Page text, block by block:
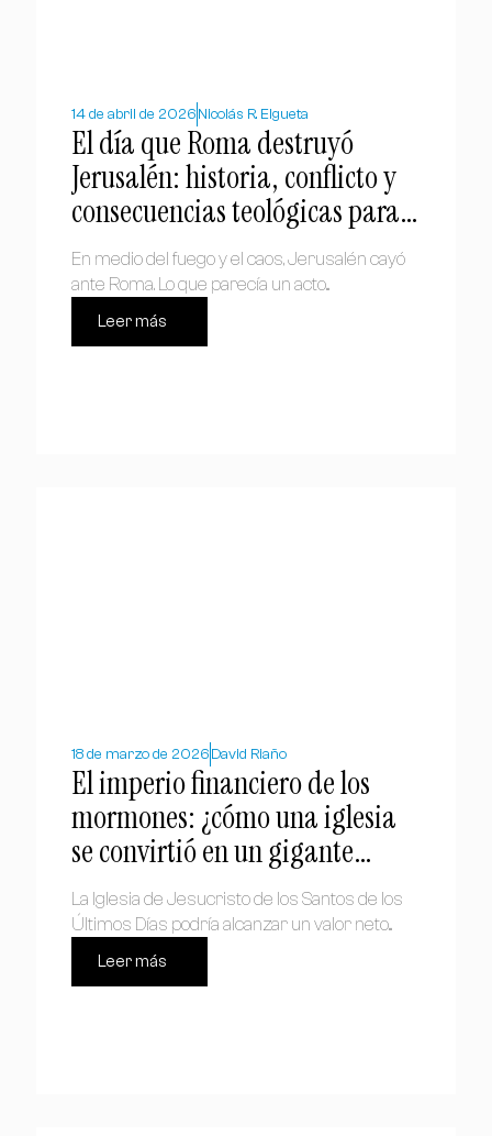
14 de abril de 2026 Nicolás R. Elgueta
El día que Roma destruyó
Jerusalén: historia, conflicto y
consecuencias teológicas para
el cristianismo
En medio del fuego y el caos, Jerusalén cayó
ante Roma. Lo que parecía un acto...
Leer más
18 de marzo de 2026 David Riaño
El imperio financiero de los
mormones: ¿cómo una iglesia
se convirtió en un gigante
económico global?
La Iglesia de Jesucristo de los Santos de los
Últimos Días podría alcanzar un valor neto...
Leer más